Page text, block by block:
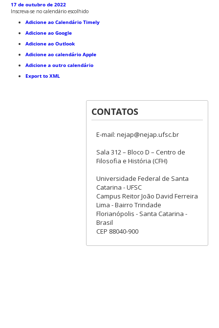
17 de outubro de 2022
Inscreva-se no calendário escolhido
Adicione ao Calendário Timely
Adicione ao Google
Adicione ao Outlook
Adicione ao calendário Apple
Adicione a outro calendário
Export to XML
CONTATOS
E-mail: nejap@nejap.ufsc.br
Sala 312 – Bloco D – Centro de
Filosofia e História (CFH)
Universidade Federal de Santa
Catarina - UFSC
Campus Reitor João David Ferreira
Lima - Bairro Trindade
Florianópolis - Santa Catarina -
Brasil
CEP 88040-900